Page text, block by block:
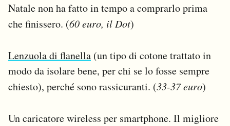
Natale non ha fatto in tempo a comprarlo prima
che finissero. (60 euro, il Dot)
Lenzuola di flanella (un tipo di cotone trattato in
modo da isolare bene, per chi se lo fosse sempre
chiesto), perché sono rassicuranti. (33-37 euro)
Un caricatore wireless per smartphone. Il migliore